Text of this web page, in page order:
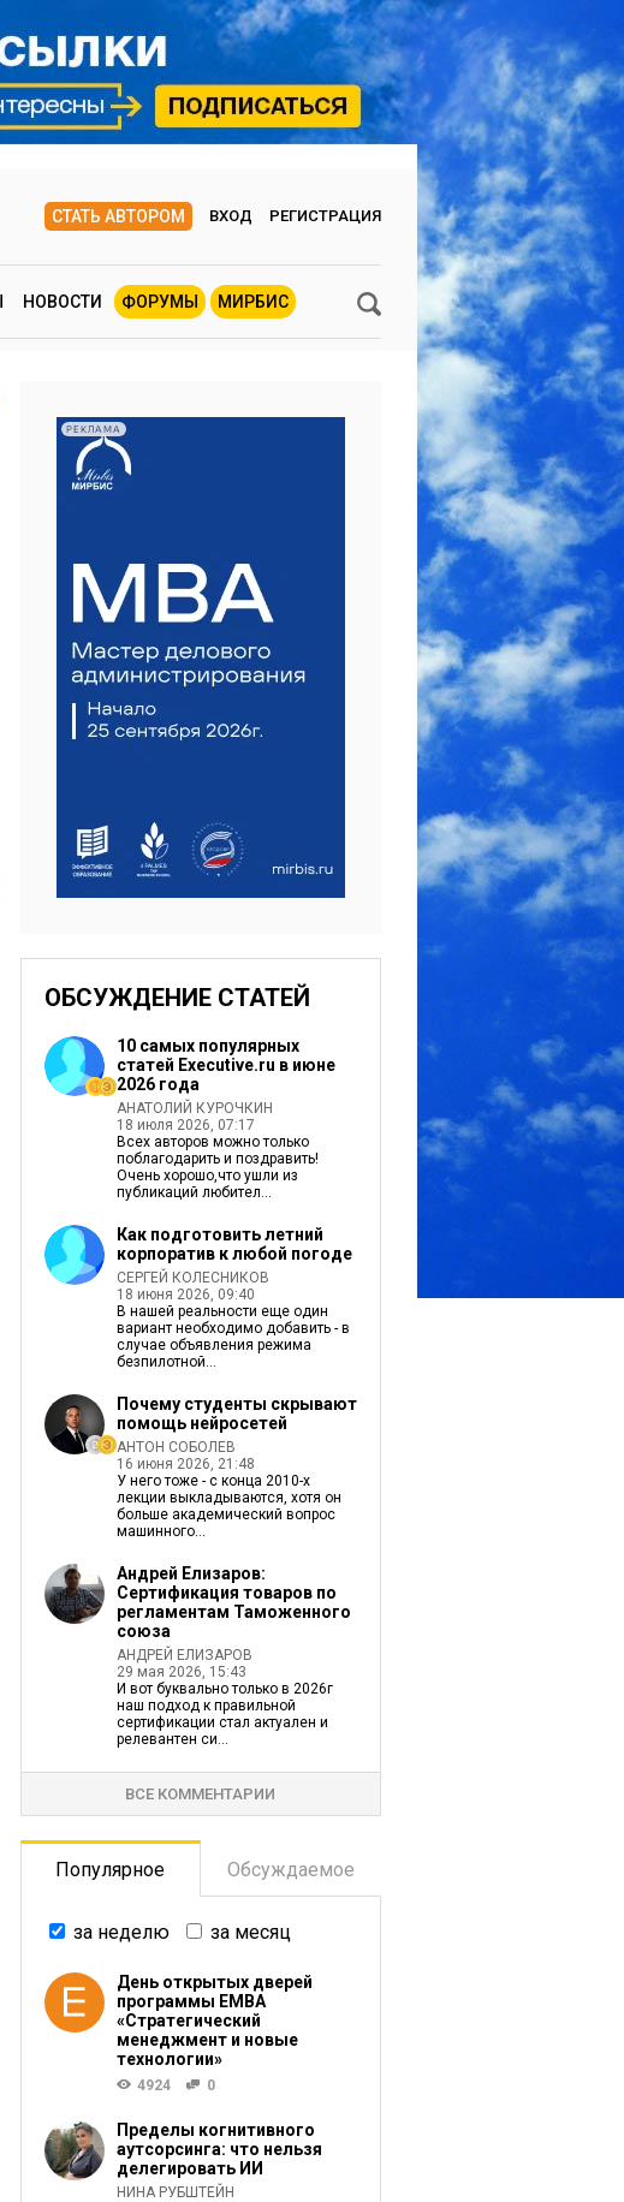
СТАТЬ АВТОРОМ ВХОД РЕГИСТРАЦИЯ
НОВОСТИ ФОРУМЫ МИРБИС
РЕКЛАМА
ОБСУЖДЕНИЕ СТАТЕЙ
10 самых популярных
статей Executive.ru в июне
2026 года
АНАТОЛИЙ КУРОЧКИН
18 июля 2026, 07:17
Всех авторов можно только
поблагодарить и поздравить!
Очень хорошо,что ушли из
публикаций любител...
Как подготовить летний
корпоратив к любой погоде
СЕРГЕЙ КОЛЕСНИКОВ
18 июня 2026, 09:40
В нашей реальности еще один
вариант необходимо добавить - в
случае объявления режима
безпилотной...
Почему студенты скрывают
помощь нейросетей
АНТОН СОБОЛЕВ
16 июня 2026, 21:48
У него тоже - c конца 2010-х
лекции выкладываются, хотя он
больше академический вопрос
машинного...
Андрей Елизаров:
Сертификация товаров по
регламентам Таможенного
союза
АНДРЕЙ ЕЛИЗАРОВ
29 мая 2026, 15:43
И вот буквально только в 2026г
наш подход к правильной
сертификации стал актуален и
релевантен си...
ВСЕ КОММЕНТАРИИ
Популярное Обсуждаемое
за неделю за месяц
День открытых дверей
программы ЕМВА
«Стратегический
менеджмент и новые
технологии»
4924 0
Пределы когнитивного
аутсорсинга: что нельзя
делегировать ИИ
НИНА РУБШТЕЙН